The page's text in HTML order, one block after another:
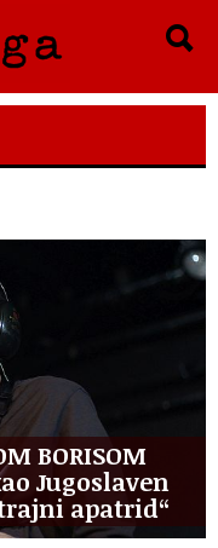
BORISOM
Jugoslaven
apatrid“